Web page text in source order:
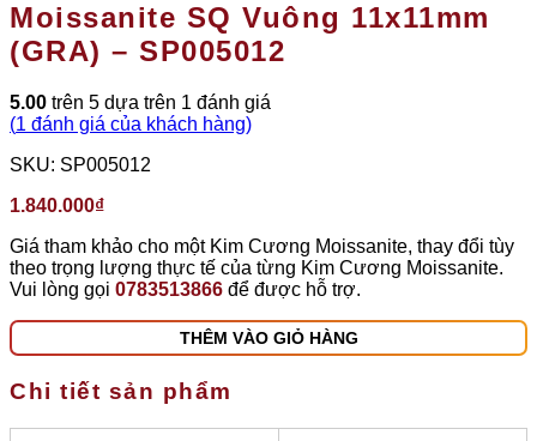
Moissanite SQ Vuông 11x11mm
(GRA) – SP005012
5.00 trên 5 dựa trên 1 đánh giá
(1 đánh giá của khách hàng)
SKU: SP005012
1.840.000₫
Giá tham khảo cho một Kim Cương Moissanite, thay đổi tùy
theo trọng lượng thực tế của từng Kim Cương Moissanite.
Vui lòng gọi 0783513866 để được hỗ trợ.
THÊM VÀO GIỎ HÀNG
Chi tiết sản phẩm